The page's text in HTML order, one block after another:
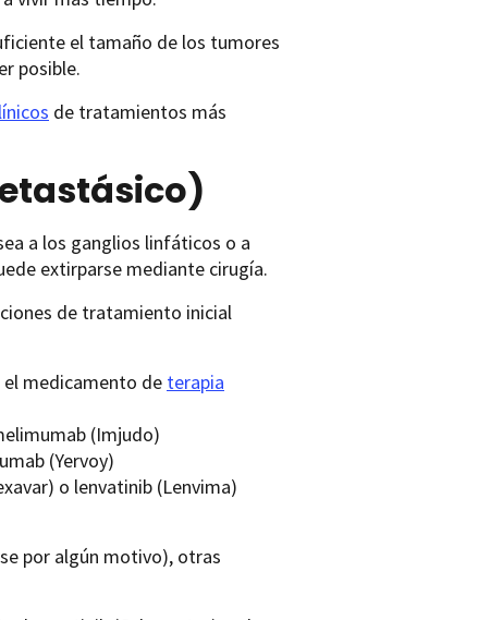
el tamaño de los tumores
posible.
de tratamientos más
a los ganglios linfáticos o a
extirparse mediante cirugía.
de tratamiento inicial
medicamento de terapia
(Imjudo)
(Yervoy)
o lenvatinib (Lenvima)
por algún motivo), otras